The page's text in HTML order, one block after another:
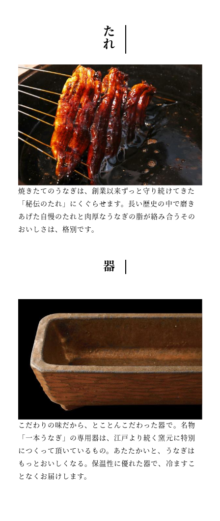
たれ
焼きたてのうなぎは、創業以来ずっと守り続けてきた
「秘伝のたれ」にくぐらせます。長い歴史の中で磨き
あげた自慢のたれと肉厚なうなぎの脂が絡み合うその
おいしさは、格別です。
器
こだわりの味だから、とことんこだわった器で。名物
「一本うなぎ」の専用器は、江戸より続く窯元に特別
につくって頂いているもの。あたたかいと、うなぎは
もっとおいしくなる。保温性に優れた器で、冷ますこ
となくお届けします。